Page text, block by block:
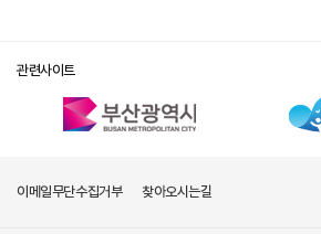
관련사이트
이메일무단수집거부 찾아오시는길